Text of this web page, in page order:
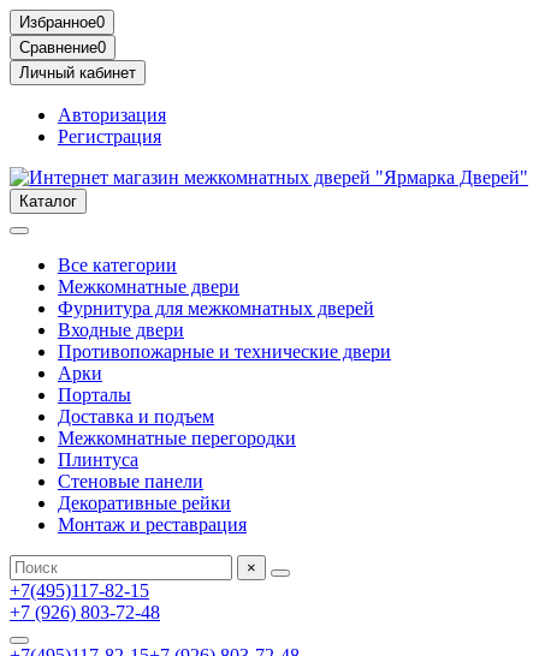
Избранное0
Сравнение0
Личный кабинет
Авторизация
Регистрация
Каталог
Все категории
Межкомнатные двери
Фурнитура для межкомнатных дверей
Входные двери
Противопожарные и технические двери
Арки
Порталы
Доставка и подъем
Межкомнатные перегородки
Плинтуса
Стеновые панели
Декоративные рейки
Монтаж и реставрация
×
+7(495)117-82-15
+7 (926) 803-72-48